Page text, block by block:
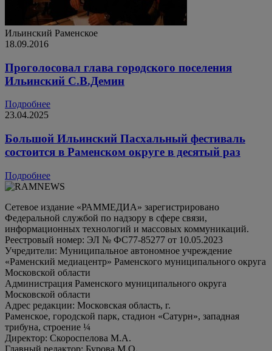
Ильинский Раменское
18.09.2016
Проголосовал глава городского поселения
Ильинский С.В.Демин
Подробнее
23.04.2025
Большой Ильинский Пасхальный фестиваль
состоится в Раменском округе в десятый раз
Подробнее
Сетевое издание «РАММЕДИА» зарегистрировано
Федеральной службой по надзору в сфере связи,
информационных технологий и массовых коммуникаций.
Реестровый номер: ЭЛ № ФС77-85277 от 10.05.2023
Учредители: Муниципальное автономное учреждение
«Раменский медиацентр» Раменского муниципального округа
Московской области
Администрация Раменского муниципального округа
Московской области
Адрес редакции: Московская область, г.
Раменское, городской парк, стадион «Сатурн», западная
трибуна, строение ¼
Директор: Скороспелова М.А.
Главный редактор: Бурова М.О.